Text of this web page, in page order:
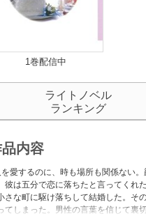
1巻配信中
ライトノベル
ランキング
内容
愛するのに、時も場所も関係ない
彼は五分で恋に落ちたと言ってくれ
さな町に駆け落ちして結婚した。そ
てしまった。男性の言葉を信じて裏